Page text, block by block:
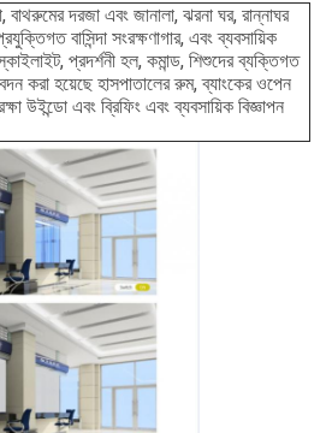
দরজা এবং জানালা, ঝরনা ঘর, রান্নাঘর
বাসিন্দা সংরক্ষণাগার, এবং ব্যবসায়িক
প্রদর্শনী হল, কমান্ড, শিশুদের ব্যক্তিগত
করা হয়েছে হাসপাতালের রুম, ব্যাংকের ওপেন
উইন্ডো এবং ব্রিফিং এবং ব্যবসায়িক বিজ্ঞাপন